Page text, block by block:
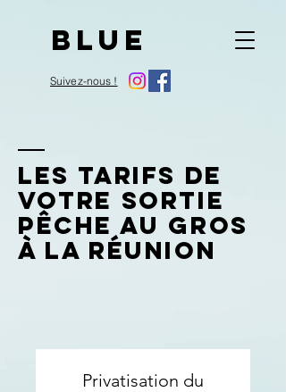
BLUE
Suivez-nous !
Les Tarifs de
votre sortie
pêche au gros
à la Réunion
Privatisation du